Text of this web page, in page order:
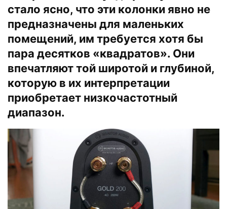
стало ясно, что эти колонки явно не
предназначены для маленьких
помещений, им требуется хотя бы
пара десятков «квадратов». Они
впечатляют той широтой и глубиной,
которую в их интерпретации
приобретает низкочастотный
диапазон.